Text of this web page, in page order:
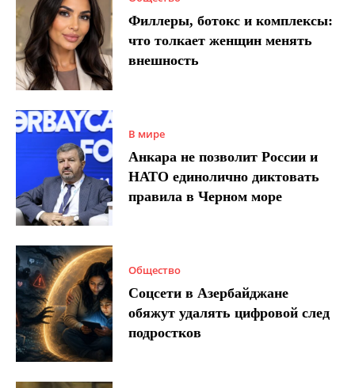
Филлеры, ботокс и комплексы:
что толкает женщин менять
внешность
В мире
Анкара не позволит России и
НАТО единолично диктовать
правила в Черном море
Общество
Соцсети в Азербайджане
обяжут удалять цифровой след
подростков